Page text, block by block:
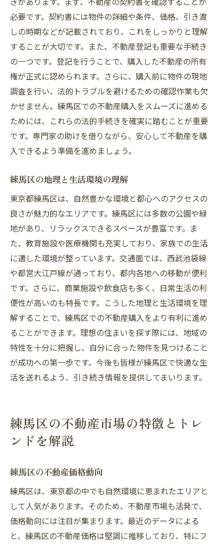
必要です。契約書には物件の詳細や条件、価格、引き渡
しの時期などが記載されており、これをしっかりと理解
することが大切です。また、不動産登記も重要な手続き
の一つです。登記を行うことで、購入した不動産の所有
権が正式に認められます。さらに、購入前に物件の現地
調査を行い、法的トラブルを避けるための確認作業も欠
かせません。練馬区での不動産購入をスムーズに進める
ためには、これらの法的手続きを確実に踏むことが重要
です。専門家の助けを借りながら、安心して不動産を購
入できるよう準備を進めましょう。
練馬区の地理と生活環境の理解
東京都練馬区は、自然豊かな環境と都心へのアクセスの
良さが魅力的なエリアです。練馬区には多数の公園や緑
地があり、リラックスできるスペースが豊富です。ま
た、教育施設や医療機関も充実しており、家族での生活
に適した環境が整っています。交通面では、西武池袋線
や都営大江戸線が通っており、都内各地への移動が便利
です。さらに、商業施設や飲食店も多く、日常生活の利
便性が高いのも特長です。こうした地理と生活環境を理
解することで、練馬区での不動産購入をより有利に進め
ることができます。理想の住まいを探す際には、地域の
特性を十分に把握し、自分に合った物件を見つけること
が成功への第一歩です。今後も皆様が練馬区で快適な生
活を送れるよう、引き続き情報を提供してまいります。
練馬区の不動産市場の特徴とトレ
ンドを解説
練馬区の不動産価格動向
練馬区は、東京都の中でも自然環境に恵まれたエリアと
して人気があります。そのため、不動産市場も活発で、
価格動向には注目が集まります。最近のデータによる
と、練馬区の不動産価格は堅調に推移しており、特にフ